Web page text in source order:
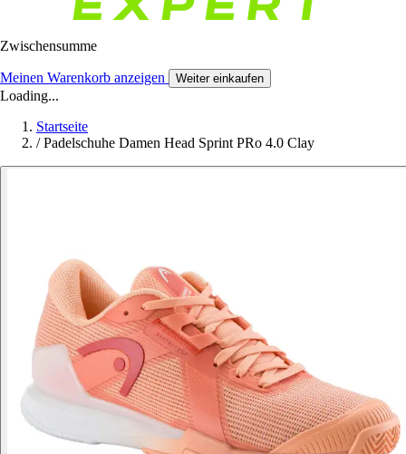
Zwischensumme
Meinen Warenkorb anzeigen Weiter einkaufen
Loading...
Startseite
/ Padelschuhe Damen Head Sprint PRo 4.0 Clay